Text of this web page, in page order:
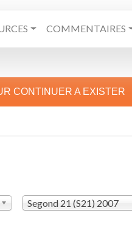
COMMENTAIRES
CONTINUER A EXISTER
Segond 21 (S21) 2007